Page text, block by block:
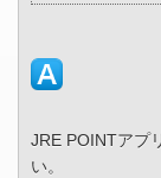
JRE POINTアプ
い。